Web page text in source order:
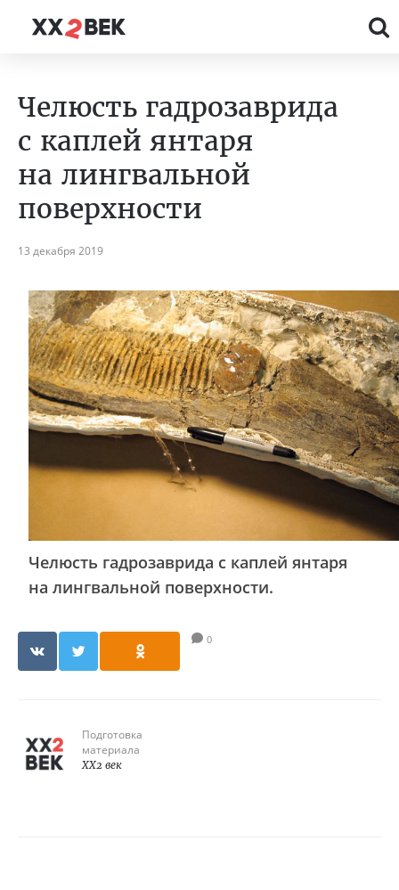
Челюсть гадрозаврида
с каплей янтаря
на лингвальной
поверхности
13 декабря 2019
Челюсть гадрозаврида с каплей янтаря
на лингвальной поверхности.
0
Подготовка
материала
XX2 век